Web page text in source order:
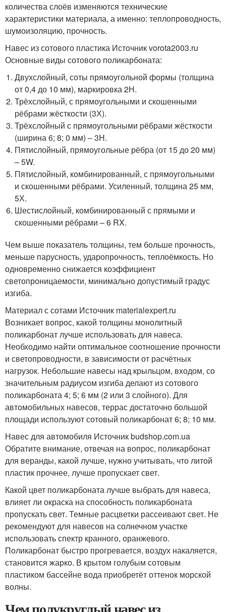
количества слоёв изменяются технические
характеристики материала, а именно: теплопроводность,
шумоизоляцию, прочность.
Навес из сотового пластика Источник vorota2003.ru
Основные виды сотового поликарбоната:
Двухслойный, соты прямоугольной формы (толщина
от 0,4 до 10 мм), маркировка 2Н.
Трёхслойный, с прямоугольными и скошенными
рёбрами жёсткости (3Х).
Трёхслойный с прямоугольными рёбрами жёсткости
(ширина 6; 8; 0 мм) – 3Н.
Пятислойный, прямоугольные рёбра (от 15 до 20 мм)
– 5W.
Пятислойный, комбинированный, с прямоугольными
и скошенными рёбрами. Усиленный, толщина 25 мм,
5Х.
Шестислойный, комбинированный с прямыми и
скошенными рёбрами – 6 RX.
Чем выше показатель толщины, тем больше прочность,
меньше парусность, ударопрочность, теплоёмкость. Но
одновременно снижается коэффициент
светопроницаемости, минимально допустимый градус
изгиба.
Материал с сотами Источник materialexpert.ru
Возникает вопрос, какой толщины монолитный
поликарбонат лучше использовать для навеса.
Необходимо найти оптимальное соотношение прочности
и светопроводности, в зависимости от расчётных
нагрузок. Небольшие навесы над крыльцом, входом, со
значительным радиусом изгиба делают из сотового
поликарбоната 4; 5; 6 мм (2 или 3 слойного). Для
автомобильных навесов, террас достаточно большой
площади используют сотовый поликарбонат 6; 8; 10 мм.
Навес для автомобиля Источник budshop.com.ua
Обратите внимание, отвечая на вопрос, поликарбонат
для веранды, какой лучше, нужно учитывать, что литой
пластик прочнее, лучше пропускает свет.
Какой цвет поликарбоната лучше выбрать для навеса,
влияет ли окраска на способность поликарбоната
пропускать свет. Темные расцветки рассеивают свет. Не
рекомендуют для навесов на солнечном участке
использовать спектр кранного, оранжевого.
Поликарбонат быстро прогревается, воздух накаляется,
становится жарко. В крытом голубым сотовым
пластиком бассейне вода приобретёт оттенок морской
волны.